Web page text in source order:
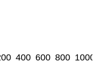
400 600 800 1000